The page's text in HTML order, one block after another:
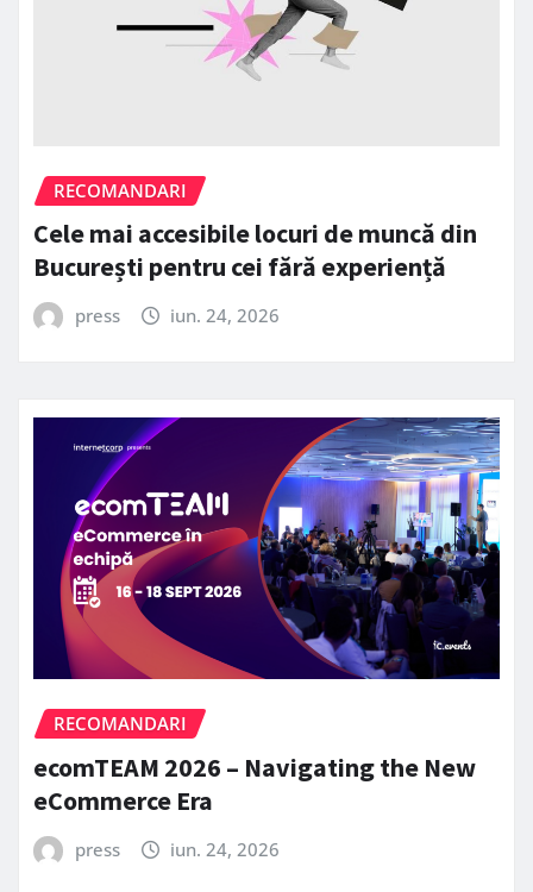
RECOMANDARI
Cele mai accesibile locuri de muncă din
București pentru cei fără experiență
press iun. 24, 2026
RECOMANDARI
ecomTEAM 2026 – Navigating the New
eCommerce Era
press iun. 24, 2026